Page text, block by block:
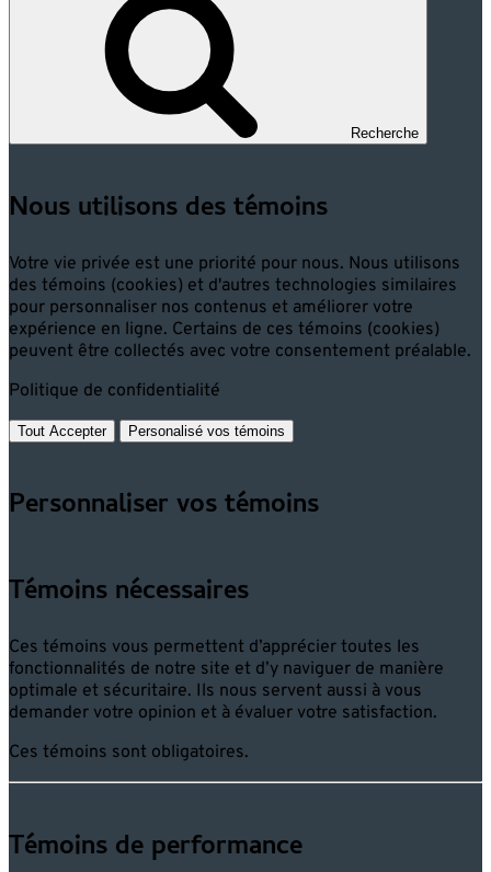
Recherche
Nous utilisons des témoins
Votre vie privée est une priorité pour nous. Nous utilisons
des témoins (cookies) et d'autres technologies similaires
pour personnaliser nos contenus et améliorer votre
expérience en ligne. Certains de ces témoins (cookies)
peuvent être collectés avec votre consentement préalable.
Politique de confidentialité
Tout Accepter Personalisé vos témoins
Personnaliser vos témoins
Témoins nécessaires
Ces témoins vous permettent d’apprécier toutes les
fonctionnalités de notre site et d’y naviguer de manière
optimale et sécuritaire. Ils nous servent aussi à vous
demander votre opinion et à évaluer votre satisfaction.
Ces témoins sont obligatoires.
Témoins de performance